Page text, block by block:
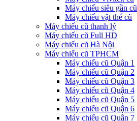
Máy chiếu siêu gần cũ
Máy chiếu vật thể cũ
Máy chiếu cũ thanh lý
Máy chiếu cũ Full HD
Máy chiếu cũ Hà Nội
Máy chiếu cũ TPHCM
Máy chiếu cũ Quận 1
Máy chiếu cũ Quận 2
Máy chiếu cũ Quận 3
Máy chiếu cũ Quận 4
Máy chiếu cũ Quận 5
Máy chiếu cũ Quận 6
Máy chiếu cũ Quận 7